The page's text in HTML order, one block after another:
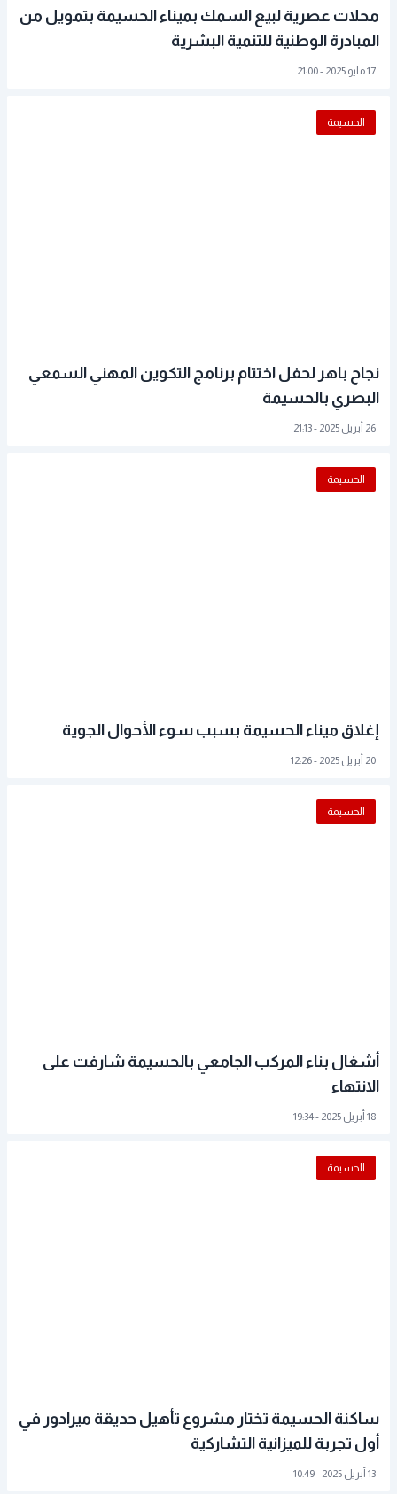
محلات عصرية لبيع السمك بميناء الحسيمة بتمويل من
المبادرة الوطنية للتنمية البشرية
17 مايو 2025 - 21:00
نجاح باهر لحفل اختتام برنامج التكوين المهني السمعي
البصري بالحسيمة
الحسيمة
26 أبريل 2025 - 21:13
إغلاق ميناء الحسيمة بسبب سوء الأحوال الجوية
الحسيمة
20 أبريل 2025 - 12:26
أشغال بناء المركب الجامعي بالحسيمة شارفت على
الانتهاء
الحسيمة
18 أبريل 2025 - 19:34
ساكنة الحسيمة تختار مشروع تأهيل حديقة ميرادور في
أول تجربة للميزانية التشاركية
الحسيمة
13 أبريل 2025 - 10:49